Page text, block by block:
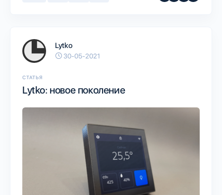
Lytko
30-05-2021
СТАТЬЯ
Lytko: новое поколение